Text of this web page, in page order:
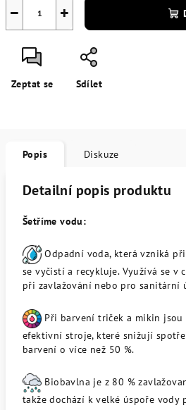
+
−
Zeptat se Sdílet
Popis Diskuze
Detailní popis produktu
Šetříme vodu:
Odpadní voda, která vzniká
se vyčistí a recykluje. Využívá se v
při zavlažování nebo pro sanitární
Při barvení triček a mikin jsou
efektivní stroje, které snižují
barvení o více než 50 %.
Biobavlna je z 80 %
takže dochází k velké úspoře vody